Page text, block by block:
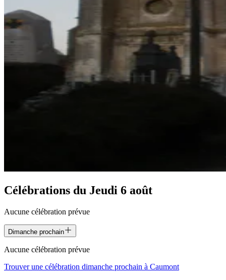
Célébrations du Jeudi 6 août
Aucune célébration prévue
Dimanche prochain
Aucune célébration prévue
Trouver une célébration dimanche prochain à Caumont